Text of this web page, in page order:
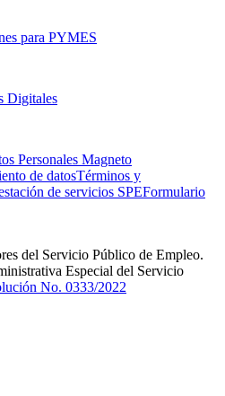
para PYMES
Digitales
Personales Magneto
de datosTérminos y
de servicios SPEFormulario
del Servicio Público de Empleo.
Especial del Servicio
No. 0333/2022